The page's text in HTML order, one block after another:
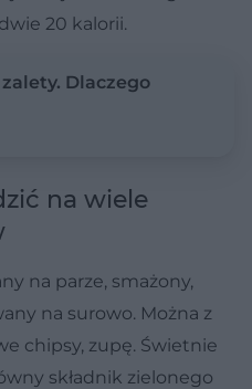
20 kalorii.
Dlaczego
na wiele
na parze, smażony,
na surowo. Można z
chipsy, zupę. Świetnie
składnik zielonego